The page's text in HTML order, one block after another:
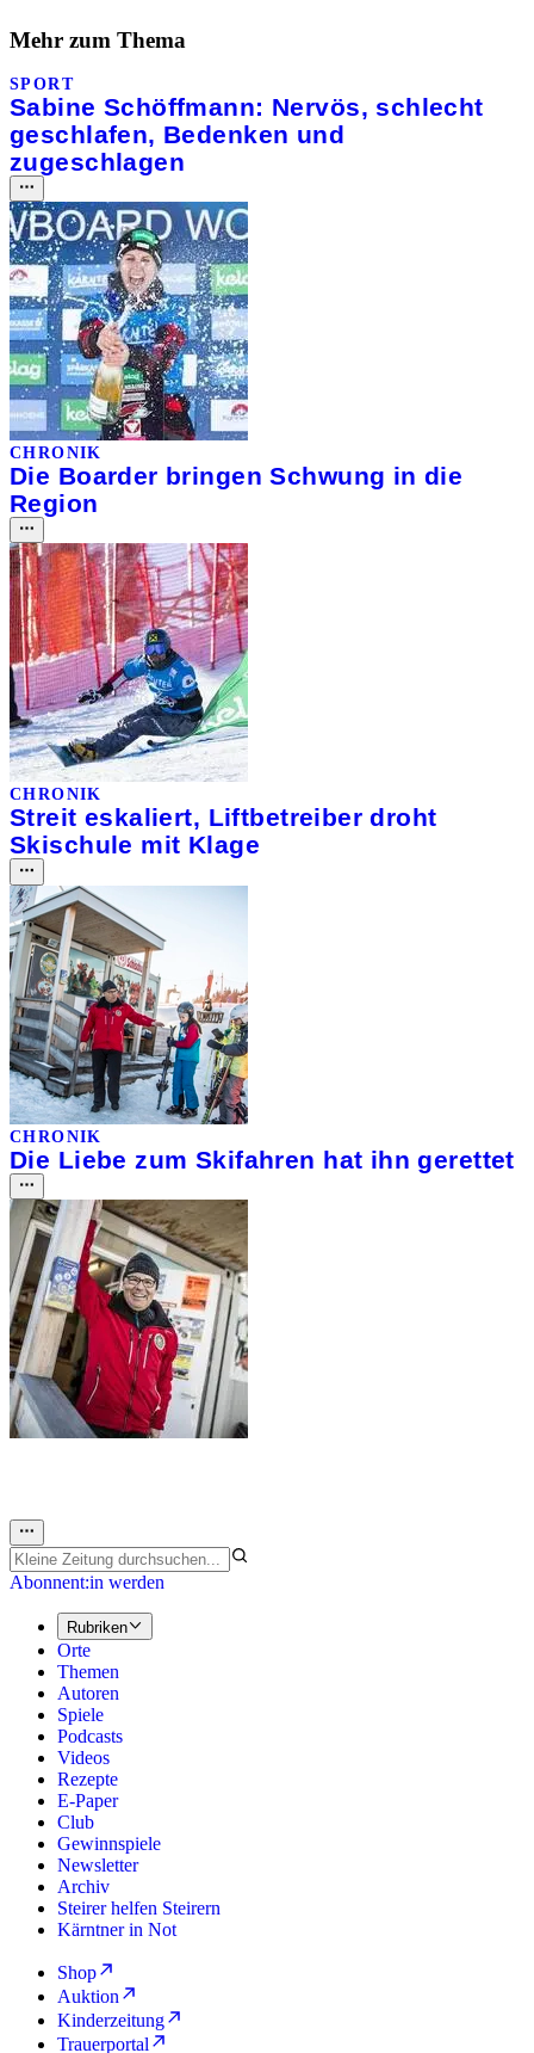
Mehr zum Thema
SPORT
Sabine Schöffmann: Nervös, schlecht
geschlafen, Bedenken und
zugeschlagen
CHRONIK
Die Boarder bringen Schwung in die
Region
CHRONIK
Streit eskaliert, Liftbetreiber droht
Skischule mit Klage
CHRONIK
Die Liebe zum Skifahren hat ihn gerettet
Abonnent:in werden
Rubriken
Orte
Themen
Autoren
Spiele
Podcasts
Videos
Rezepte
E-Paper
Club
Gewinnspiele
Newsletter
Archiv
Steirer helfen Steirern
Kärntner in Not
Shop
Auktion
Kinderzeitung
Trauerportal